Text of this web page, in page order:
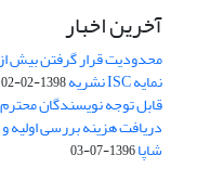
آخرین اخبار
محدودیت قرار گرفتن بیش از
نمایه ISC نشریه 1398-02-02
قابل توجه نویسندگان محترم
دریافت هزینه بررسی اولیه
شاپا1396-07-03